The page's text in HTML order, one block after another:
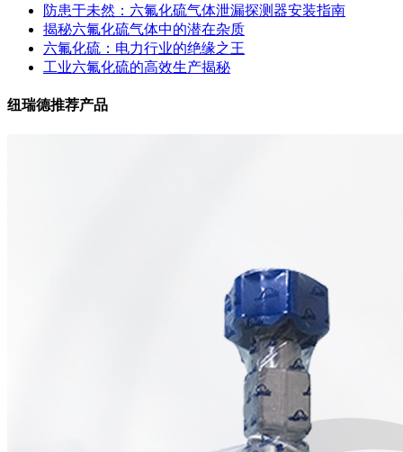
防患于未然：六氟化硫气体泄漏探测器安装指南
揭秘六氟化硫气体中的潜在杂质
六氟化硫：电力行业的绝缘之王
工业六氟化硫的高效生产揭秘
纽瑞德推荐产品